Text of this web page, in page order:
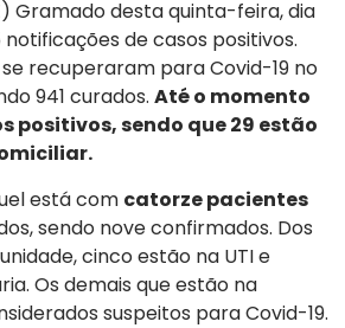
Gramado desta quinta-feira, dia
notificações de casos positivos.
recuperaram para Covid-19 no
941 curados. Até o momento
positivos, sendo que 29 estão
está com catorze pacientes
sendo nove confirmados. Dos
cinco estão na UTI e
Os demais que estão na
suspeitos para Covid-19.